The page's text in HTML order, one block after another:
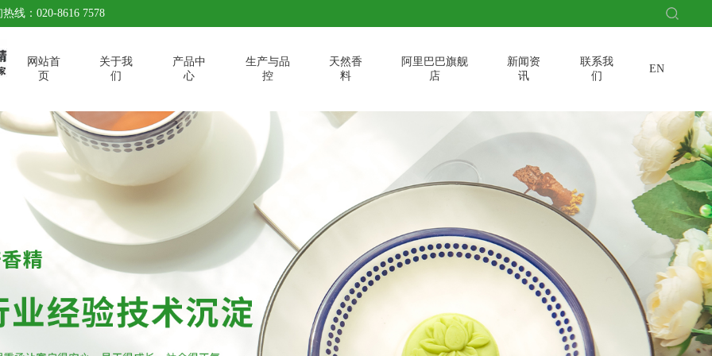
线：020-8616 7578
网站首
页
关于我
们
产品中
心
生产与品
控
天然香
料
阿里巴巴旗舰
店
新闻资
讯
联系我
们
EN